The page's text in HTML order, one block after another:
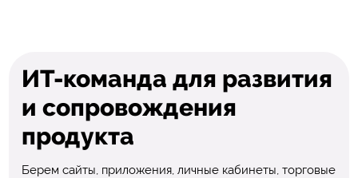
ИТ-команда для развития
и сопровождения
продукта
Берем сайты, приложения, личные кабинеты, торговые